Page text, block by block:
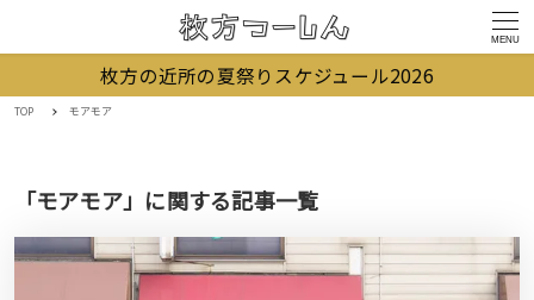
MENU
枚方の近所の夏祭りスケジュール2026
TOP モアモア
「モアモア」に関する記事一覧